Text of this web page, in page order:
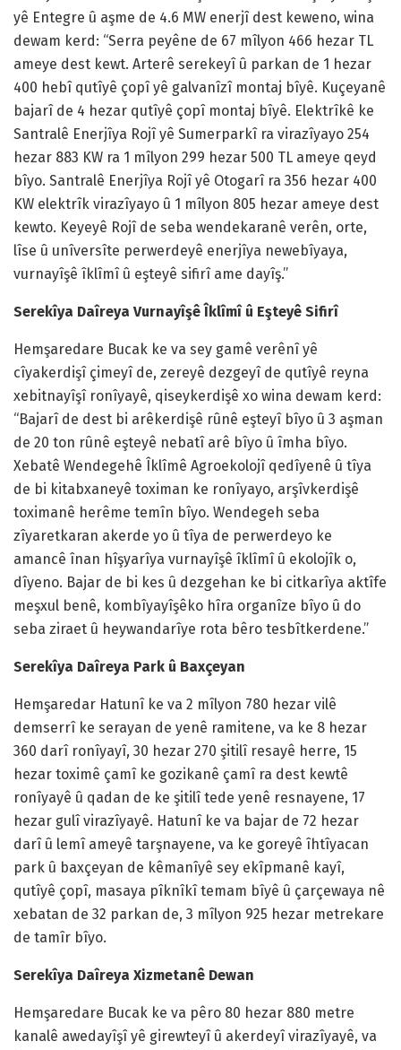
yê Entegre û aşme de 4.6 MW enerjî dest keweno, wina
dewam kerd: “Serra peyêne de 67 mîlyon 466 hezar TL
ameye dest kewt. Arterê serekeyî û parkan de 1 hezar
400 hebî qutîyê çopî yê galvanîzî montaj bîyê. Kuçeyanê
bajarî de 4 hezar qutîyê çopî montaj bîyê. Elektrîkê ke
Santralê Enerjîya Rojî yê Sumerparkî ra virazîyayo 254
hezar 883 KW ra 1 mîlyon 299 hezar 500 TL ameye qeyd
bîyo. Santralê Enerjîya Rojî yê Otogarî ra 356 hezar 400
KW elektrîk virazîyayo û 1 mîlyon 805 hezar ameye dest
kewto. Keyeyê Rojî de seba wendekaranê verên, orte,
lîse û unîversîte perwerdeyê enerjîya newebîyaya,
vurnayîşê îklîmî û eşteyê sifirî ame dayîş.”
Serekîya Daîreya Vurnayîşê Îklîmî û Eşteyê Sifirî
Hemşaredare Bucak ke va sey gamê verênî yê
cîyakerdişî çimeyî de, zereyê dezgeyî de qutîyê reyna
xebitnayîşî ronîyayê, qiseykerdişê xo wina dewam kerd:
“Bajarî de dest bi arêkerdişê rûnê eşteyî bîyo û 3 aşman
de 20 ton rûnê eşteyê nebatî arê bîyo û îmha bîyo.
Xebatê Wendegehê Îklîmê Agroekolojî qedîyenê û tîya
de bi kitabxaneyê toximan ke ronîyayo, arşîvkerdişê
toximanê herême temîn bîyo. Wendegeh seba
zîyaretkaran akerde yo û tîya de perwerdeyo ke
amancê înan hîşyarîya vurnayîşê îklîmî û ekolojîk o,
dîyeno. Bajar de bi kes û dezgehan ke bi citkarîya aktîfe
meşxul benê, kombîyayîşêko hîra organîze bîyo û do
seba ziraet û heywandarîye rota bêro tesbîtkerdene.”
Serekîya Daîreya Park û Baxçeyan
Hemşaredar Hatunî ke va 2 mîlyon 780 hezar vilê
demserrî ke serayan de yenê ramitene, va ke 8 hezar
360 darî ronîyayî, 30 hezar 270 şitilî resayê herre, 15
hezar toximê çamî ke gozikanê çamî ra dest kewtê
ronîyayê û qadan de ke şitilî tede yenê resnayene, 17
hezar gulî virazîyayê. Hatunî ke va bajar de 72 hezar
darî û lemî ameyê tarşnayene, va ke goreyê îhtîyacan
park û baxçeyan de kêmanîyê sey ekîpmanê kayî,
qutîyê çopî, masaya pîknîkî temam bîyê û çarçewaya nê
xebatan de 32 parkan de, 3 mîlyon 925 hezar metrekare
de tamîr bîyo.
Serekîya Daîreya Xizmetanê Dewan
Hemşaredare Bucak ke va pêro 80 hezar 880 metre
kanalê awedayîşî yê girewteyî û akerdeyî virazîyayê, va